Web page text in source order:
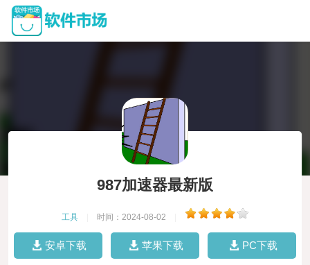
987加速器最新版
工具 时间：2024-08-02
安卓下载 苹果下载 PC下载